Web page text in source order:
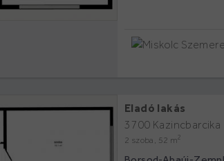
Eladó lakás
3700 Kazincbarcika
2 szoba, 52 m2